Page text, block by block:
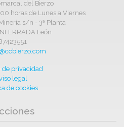
del Bierzo
horas de Lunes a Viernes
s/n - 3ª Planta
León
de privacidad
legal
de cookies